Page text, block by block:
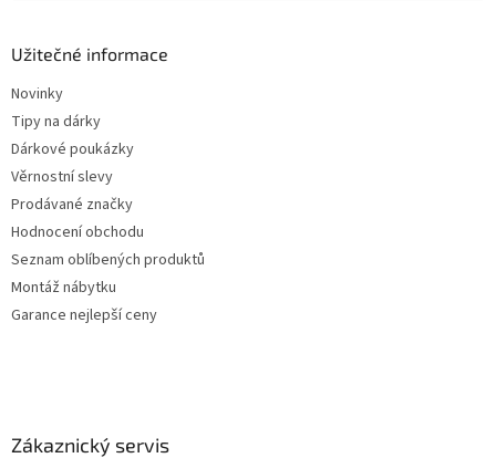
Užitečné informace
Novinky
Tipy na dárky
Dárkové poukázky
Věrnostní slevy
Prodávané značky
Hodnocení obchodu
Seznam oblíbených produktů
Montáž nábytku
Garance nejlepší ceny
Zákaznický servis